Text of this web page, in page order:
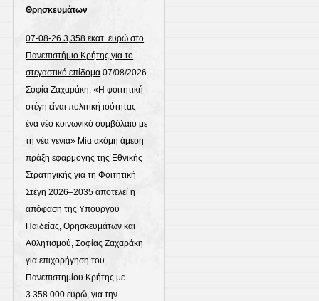
Θρησκευμάτων
07-08-26 3,358 εκατ. ευρώ στο
Πανεπιστήμιο Κρήτης για το
στεγαστικό επίδομα 07/08/2026
Σοφία Ζαχαράκη: «Η φοιτητική
στέγη είναι πολιτική ισότητας –
ένα νέο κοινωνικό συμβόλαιο με
τη νέα γενιά» Μία ακόμη άμεση
πράξη εφαρμογής της Εθνικής
Στρατηγικής για τη Φοιτητική
Στέγη 2026–2035 αποτελεί η
απόφαση της Υπουργού
Παιδείας, Θρησκευμάτων και
Αθλητισμού, Σοφίας Ζαχαράκη
για επιχορήγηση του
Πανεπιστημίου Κρήτης με
3.358.000 ευρώ, για την